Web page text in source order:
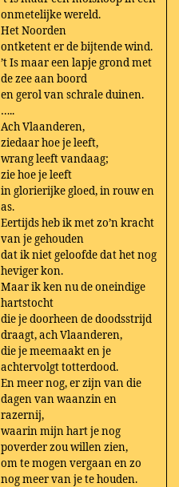
onmetelijke wereld.
Het Noorden
ontketent er de bijtende wind.
’t Is maar een lapje grond met
de zee aan boord
en gerol van schrale duinen.
…..
Ach Vlaanderen,
ziedaar hoe je leeft,
wrang leeft vandaag;
zie hoe je leeft
in glorierijke gloed, in rouw en
as.
Eertijds heb ik met zo’n kracht
van je gehouden
dat ik niet geloofde dat het nog
heviger kon.
Maar ik ken nu de oneindige
hartstocht
die je doorheen de doodsstrijd
draagt, ach Vlaanderen,
die je meemaakt en je
achtervolgt totterdood.
En meer nog, er zijn van die
dagen van waanzin en
razernij,
waarin mijn hart je nog
poverder zou willen zien,
om te mogen vergaan en zo
nog meer van je te houden.